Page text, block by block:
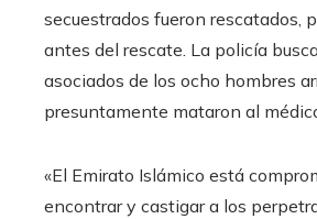
secuestrados fueron rescatados,
antes del rescate. La policía
asociados de los ocho hombres
presuntamente mataron al
«El Emirato Islámico está
encontrar y castigar a los